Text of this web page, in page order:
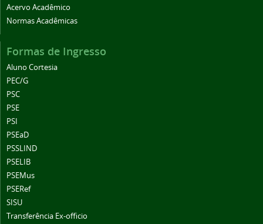
Acervo Acadêmico
Normas Acadêmicas
Formas de Ingresso
Aluno Cortesia
PEC/G
PSC
PSE
PSI
PSEaD
PSSLIND
PSELIB
PSEMus
PSERef
SISU
Transferência Ex-officio